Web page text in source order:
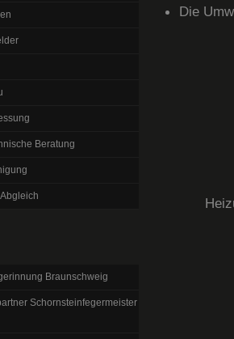
Die
Beratung
Braunschweig
Schornsteinfegermeister